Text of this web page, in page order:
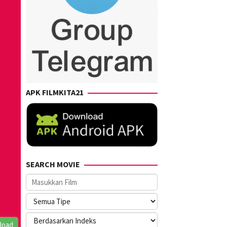
APK FILMKITA21
SEARCH MOVIE